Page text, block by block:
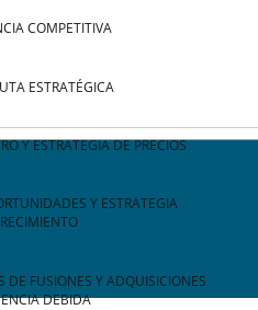
COMPETITIVA
ESTRATÉGICA
Y ESTRATEGIA DE PRECIOS
Y ESTRATEGIA
DE FUSIONES Y ADQUISICIONES
DEBIDA